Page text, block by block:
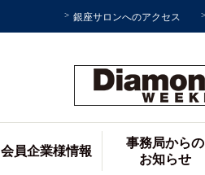
銀座サロンへのアクセス
会員企業様情報
事務局からの
お知らせ